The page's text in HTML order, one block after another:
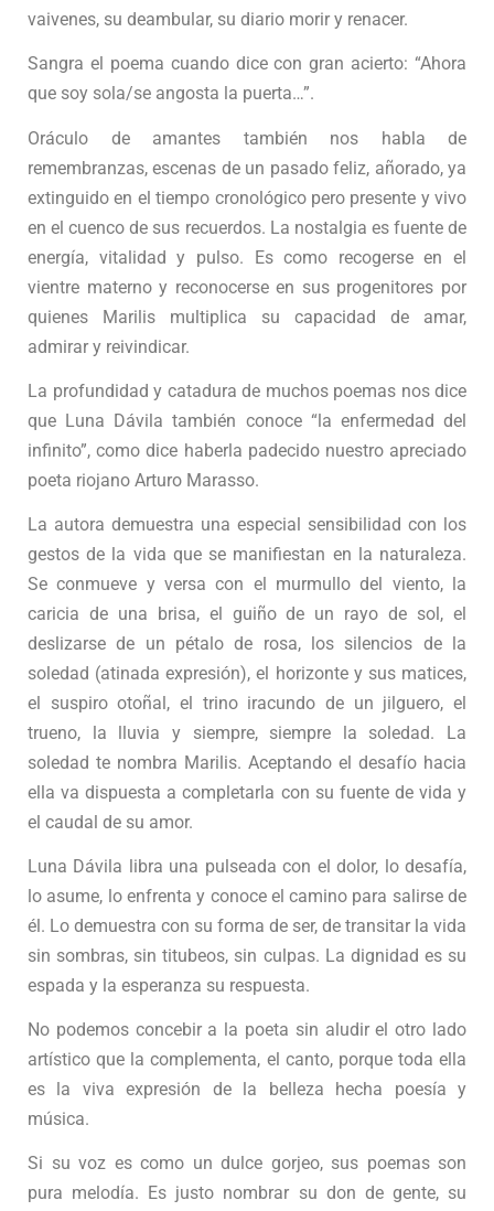
vaivenes, su deambular, su diario morir y renacer.
Sangra el poema cuando dice con gran acierto: “Ahora
que soy sola/se angosta la puerta…”.
Oráculo de amantes también nos habla de
remembranzas, escenas de un pasado feliz, añorado, ya
extinguido en el tiempo cronológico pero presente y vivo
en el cuenco de sus recuerdos. La nostalgia es fuente de
energía, vitalidad y pulso. Es como recogerse en el
vientre materno y reconocerse en sus progenitores por
quienes Marilis multiplica su capacidad de amar,
admirar y reivindicar.
La profundidad y catadura de muchos poemas nos dice
que Luna Dávila también conoce “la enfermedad del
infinito”, como dice haberla padecido nuestro apreciado
poeta riojano Arturo Marasso.
La autora demuestra una especial sensibilidad con los
gestos de la vida que se manifiestan en la naturaleza.
Se conmueve y versa con el murmullo del viento, la
caricia de una brisa, el guiño de un rayo de sol, el
deslizarse de un pétalo de rosa, los silencios de la
soledad (atinada expresión), el horizonte y sus matices,
el suspiro otoñal, el trino iracundo de un jilguero, el
trueno, la lluvia y siempre, siempre la soledad. La
soledad te nombra Marilis. Aceptando el desafío hacia
ella va dispuesta a completarla con su fuente de vida y
el caudal de su amor.
Luna Dávila libra una pulseada con el dolor, lo desafía,
lo asume, lo enfrenta y conoce el camino para salirse de
él. Lo demuestra con su forma de ser, de transitar la vida
sin sombras, sin titubeos, sin culpas. La dignidad es su
espada y la esperanza su respuesta.
No podemos concebir a la poeta sin aludir el otro lado
artístico que la complementa, el canto, porque toda ella
es la viva expresión de la belleza hecha poesía y
música.
Si su voz es como un dulce gorjeo, sus poemas son
pura melodía. Es justo nombrar su don de gente, su